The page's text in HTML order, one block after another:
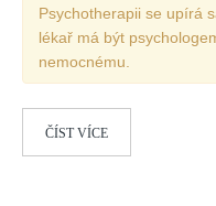
Psychotherapii se upírá
lékař má být
nemocnému.
ČÍST VÍCE